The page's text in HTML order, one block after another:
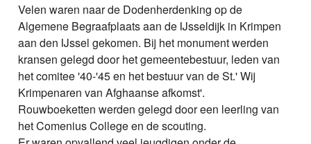
Velen waren naar de Dodenherdenking op de
Algemene Begraafplaats aan de IJsseldijk in Krimpen
aan den IJssel gekomen. Bij het monument werden
kransen gelegd door het gemeentebestuur, leden van
het comitee '40-'45 en het bestuur van de St.' Wij
Krimpenaren van Afghaanse afkomst'.
Rouwboeketten werden gelegd door een leerling van
het Comenius College en de scouting.